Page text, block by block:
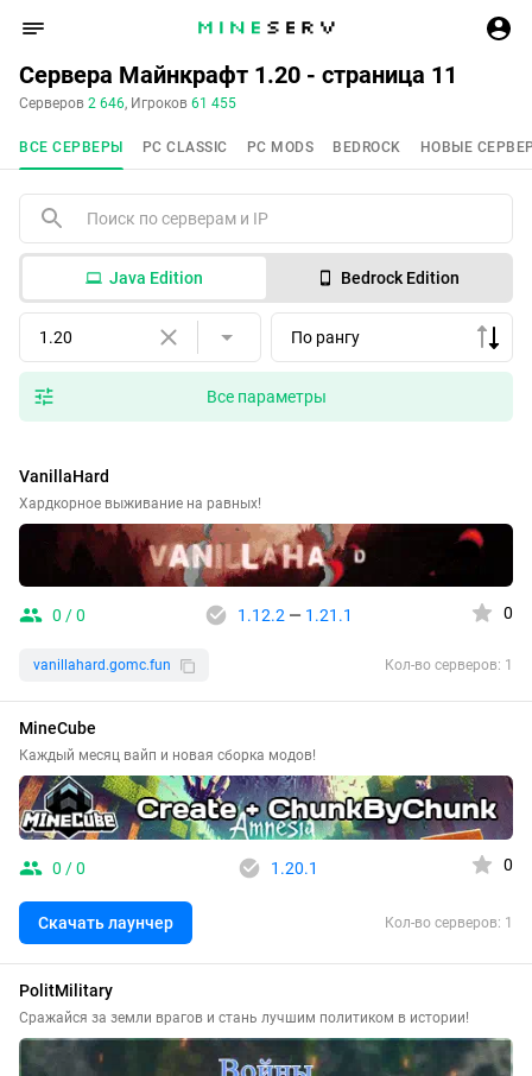
Сервера Майнкрафт 1.20 - страница 11
Серверов 2 646, Игроков 61 455
ВСЕ СЕРВЕРЫ PC CLASSIC PC MODS BEDROCK НОВЫЕ
Java Edition Bedrock Edition
1.20 По рангу
Все параметры
VanillaHard
Хардкорное выживание на равных!
0 / 0 1.12.2— 1.21.1 0
vanillahard.gomc.fun Кол-во серверов: 1
MineCube
Каждый месяц вайп и новая сборка модов!
0 / 0 1.20.1 0
Скачать лаунчер Кол-во серверов: 1
PolitMilitary
Сражайся за земли врагов и стань лучшим политиком в истории!